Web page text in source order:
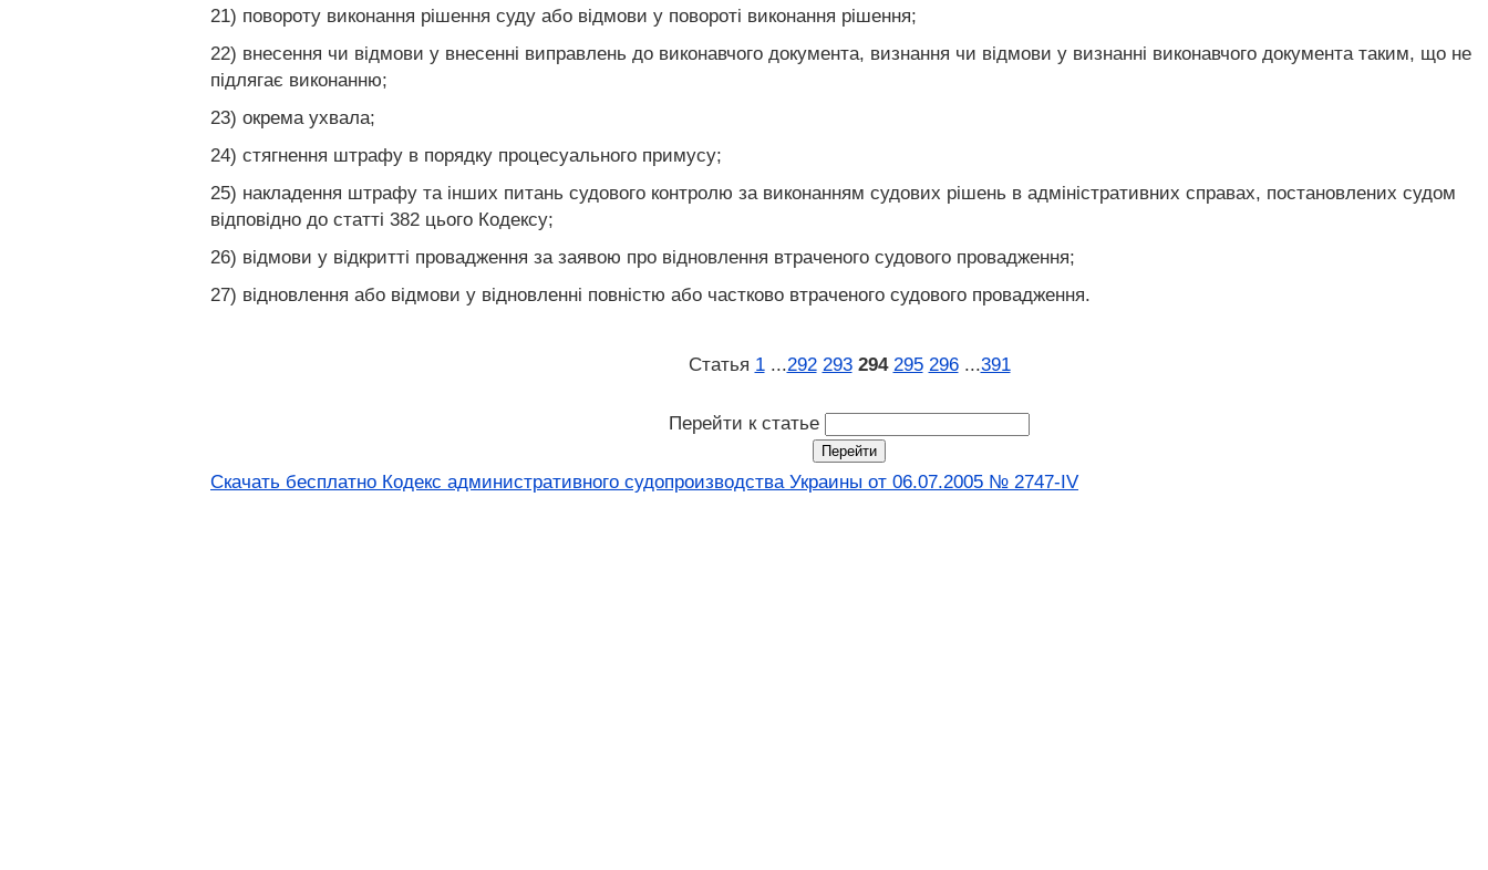
21) повороту виконання рішення суду або відмови у повороті виконання рішення;
22) внесення чи відмови у внесенні виправлень до виконавчого документа, визнання чи відмови у визнанні виконавчого документа таким, що не
підлягає виконанню;
23) окрема ухвала;
24) стягнення штрафу в порядку процесуального примусу;
25) накладення штрафу та інших питань судового контролю за виконанням судових рішень в адміністративних справах, постановлених судом
відповідно до статті 382 цього Кодексу;
26) відмови у відкритті провадження за заявою про відновлення втраченого судового провадження;
27) відновлення або відмови у відновленні повністю або частково втраченого судового провадження.
Статья 1 ...292 293 294 295 296 ...391
Перейти к статье
Скачать бесплатно Кодекс административного судопроизводства Украины от 06.07.2005 № 2747-IV